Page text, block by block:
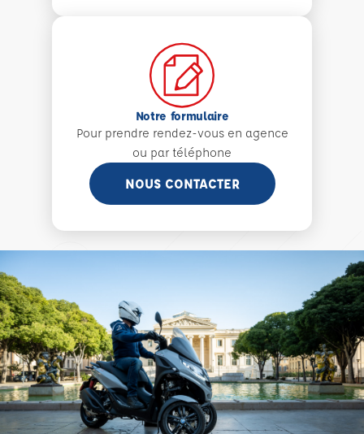
Notre formulaire
Pour prendre rendez-vous en agence
ou par téléphone
NOUS CONTACTER